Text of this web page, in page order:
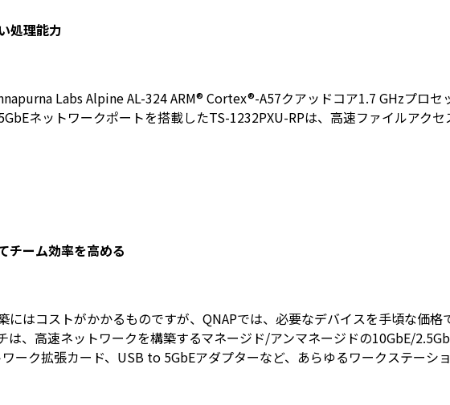
処理能力
Labs Alpine AL-324 ARM® Cortex®-A57クアッドコア1.7 GHzプロ
ネットワークポートを搭載したTS-1232PXU-RPは、高速ファイルアク
チーム効率を高める
はコストがかかるものですが、QNAPでは、必要なデバイスを手頃な価格
は、高速ネットワークを構築するマネージド/アンマネージドの10GbE/
ーク拡張カード、USB to 5GbEアダプターなど、あらゆるワークステー